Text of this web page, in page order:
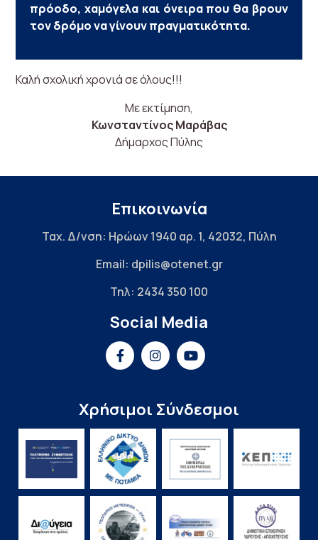
πρόοδο, χαμόγελα και όνειρα που θα βρουν
τον δρόμο να γίνουν πραγματικότητα.
Καλή σχολική χρονιά σε όλους!!!
Με εκτίμηση,
Κωνσταντίνος Μαράβας
Δήμαρχος Πύλης
Επικοινωνία
Ταχ. Δ/νση: Ηρώων 1940 αρ. 1, 42032, Πύλη
Email: dpilis@otenet.gr
Τηλ: 2434 350 100
Social Media
Χρήσιμοι Σύνδεσμοι